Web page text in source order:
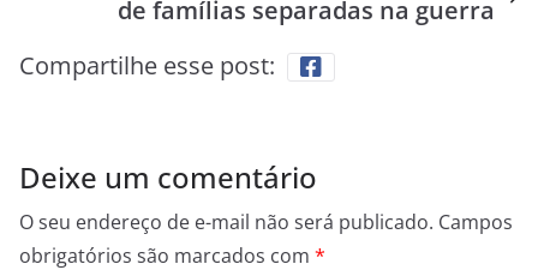
de famílias separadas na guerra
Compartilhe esse post:
Deixe um comentário
O seu endereço de e-mail não será publicado. Campos
obrigatórios são marcados com *